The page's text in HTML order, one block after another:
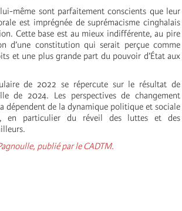
même sont parfaitement conscients que leur
est imprégnée de suprémacisme cinghalais
Cette base est au mieux indifférente, au pire
d’une constitution qui serait perçue comme
et une plus grande part du pouvoir d’État aux
de 2022 se répercute sur le résultat de
de 2024. Les perspectives de changement
dépendent de la dynamique politique et sociale
en particulier du réveil des luttes et des
publié par le CADTM.